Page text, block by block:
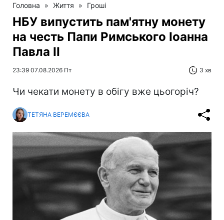
Головна » Життя » Гроші
НБУ випустить пам'ятну монету
на честь Папи Римського Іоанна
Павла II
23:39 07.08.2026 Пт 3 хв
Чи чекати монету в обігу вже цьогоріч?
ТЕТЯНА ВЕРЕМЄЄВА